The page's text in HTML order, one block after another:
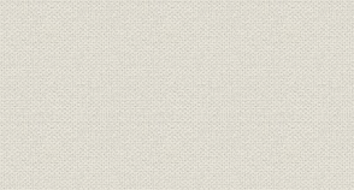
大震災と東京、川崎、両工場の被害 鉄筋コンクリー
カーリットの製造、カーリット部の新設
スレートの製造、スレート部の新設
社大正時代の業績